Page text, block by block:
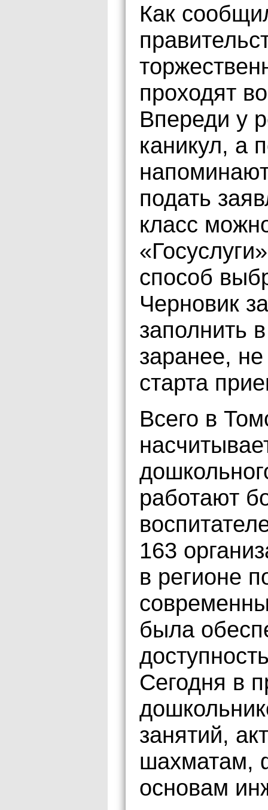
Как
проходят
Впереди у
каникул, а
подать
класс
способ
Черновик
заполнить
заранее,
старта
Всего в
работают
163
в регионе
была
Сегодня в
занятий,
шахматам,
основам